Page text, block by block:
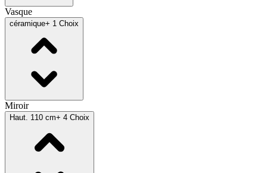
Vasque
céramique+ 1 Choix
Miroir
Haut. 110 cm+ 4 Choix